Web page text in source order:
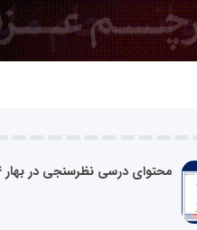
محتوای درسی نظرسنجی در بهار 1404